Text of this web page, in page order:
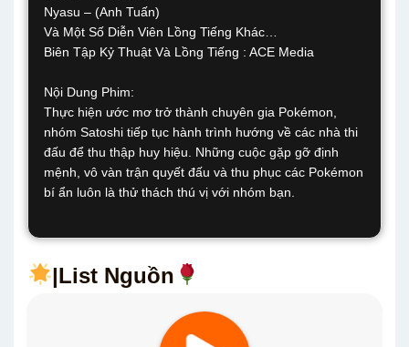
Nyasu – (Anh Tuấn)
Và Một Số Diễn Viên Lồng Tiếng Khác…
Biên Tập Kỷ Thuật Và Lồng Tiếng : ACE Media
Nội Dung Phim:
Thực hiện ước mơ trở thành chuyên gia Pokémon,
nhóm Satoshi tiếp tục hành trình hướng về các nhà thi
đấu để thu thập huy hiệu. Những cuộc gặp gỡ định
mệnh, vô vàn trận quyết đấu và thu phục các Pokémon
bí ẩn luôn là thử thách thú vị với nhóm bạn.
|List Nguồn